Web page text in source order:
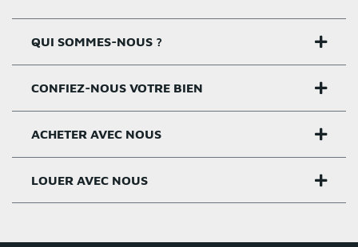
QUI SOMMES-NOUS ?
Nos agences
Notre histoire
Nos valeurs
CONFIEZ-NOUS VOTRE BIEN
Estimer un bien
Critères estimation
ACHETER AVEC NOUS
Acheter sur Rennes
LOUER AVEC NOUS